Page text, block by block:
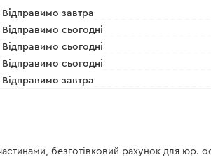
Відправимо завтра
Відправимо сьогодні
Відправимо сьогодні
Відправимо сьогодні
Відправимо завтра
безготівковий рахунок для юр.